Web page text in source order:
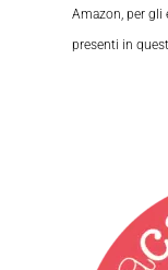
Amazon, per gli
presenti in